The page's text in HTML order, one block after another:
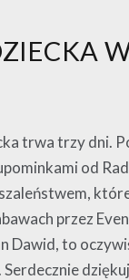
trwa trzy dni.
od
przez
Dawid, to
Serdecznie